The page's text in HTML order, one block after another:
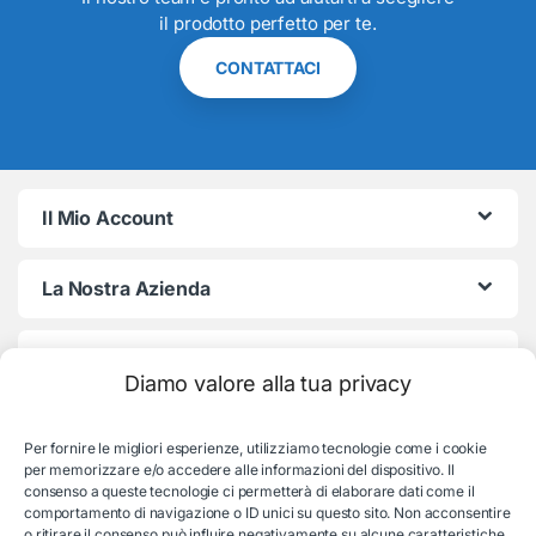
Diamo valore alla tua privacy
Per fornire le migliori esperienze, utilizziamo tecnologie come i cookie
per memorizzare e/o accedere alle informazioni del dispositivo. Il
consenso a queste tecnologie ci permetterà di elaborare dati come il
comportamento di navigazione o ID unici su questo sito. Non acconsentire
il prodotto perfetto per te.
CONTATTACI
Il Mio Account
La Nostra Azienda